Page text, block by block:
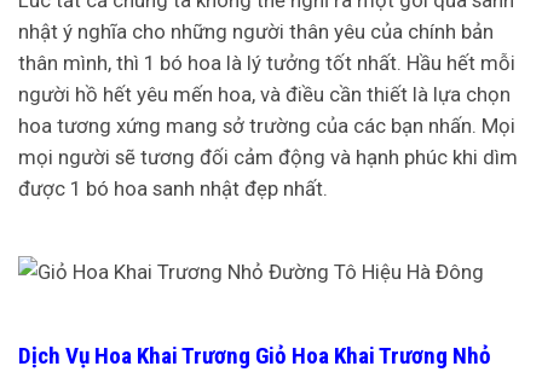
nhật ý nghĩa cho những người thân yêu của chính bản
thân mình, thì 1 bó hoa là lý tưởng tốt nhất. Hầu hết mỗi
người hồ hết yêu mến hoa, và điều cần thiết là lựa chọn
hoa tương xứng mang sở trường của các bạn nhấn. Mọi
mọi người sẽ tương đối cảm động và hạnh phúc khi dìm
được 1 bó hoa sanh nhật đẹp nhất.
Dịch Vụ Hoa Khai Trương Giỏ Hoa Khai Trương Nhỏ